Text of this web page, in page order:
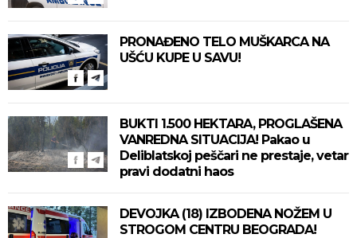
PRONAĐENO TELO MUŠKARCA NA
UŠĆU KUPE U SAVU!
BUKTI 1.500 HEKTARA, PROGLAŠENA
VANREDNA SITUACIJA! Pakao u
Deliblatskoj peščari ne prestaje, vetar
pravi dodatni haos
DEVOJKA (18) IZBODENA NOŽEM U
STROGOM CENTRU BEOGRADA!